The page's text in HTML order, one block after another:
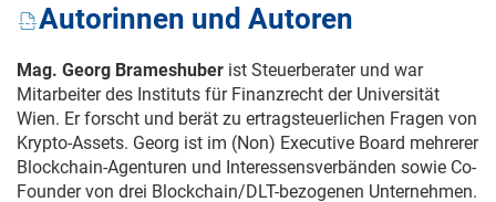
Autorinnen und Autoren
Mag. Georg Brameshuber ist Steuerberater und war
Mitarbeiter des Instituts für Finanzrecht der Universität
Wien. Er forscht und berät zu ertragsteuerlichen Fragen von
Krypto-Assets. Georg ist im (Non) Executive Board mehrerer
Blockchain-Agenturen und Interessensverbänden sowie Co-
Founder von drei Blockchain/DLT-bezogenen Unternehmen.